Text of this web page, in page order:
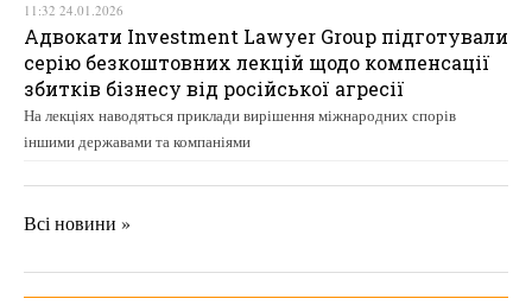
11:32 24.01.2026
Адвокати Investment Lawyer Group підготували
серію безкоштовних лекцій щодо компенсації
збитків бізнесу від російської агресії
На лекціях наводяться приклади вирішення міжнародних спорів
іншими державами та компаніями
Всі новини »